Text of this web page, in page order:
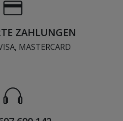
ZAHLUNGEN
MASTERCARD